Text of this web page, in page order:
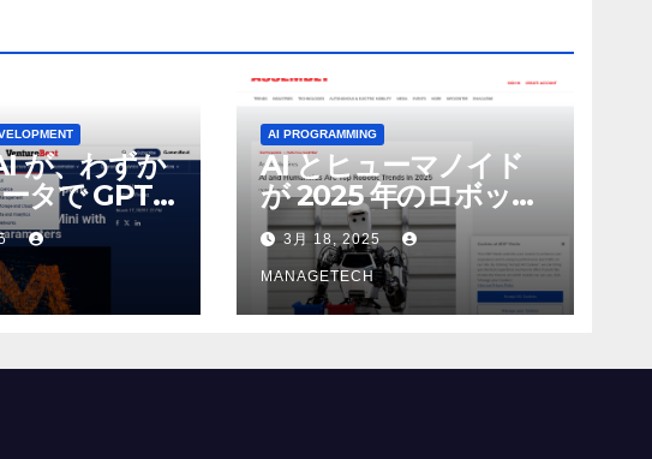
が、わずか
タで GPT-
上回る新し
ソース モ
ース |
AI PROGRAMMING
AI とヒューマノイド
が 2025 年のロボット
のトップトレンドに |
ASSEMBLY
3月 18, 2025
MANAGETECH